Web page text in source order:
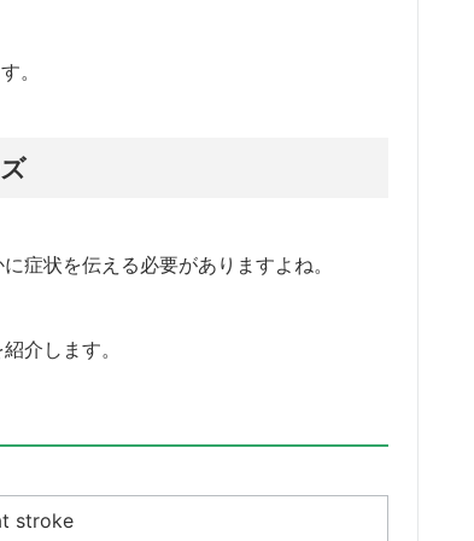
。
症状を伝える必要がありますよね。
介します。
stroke